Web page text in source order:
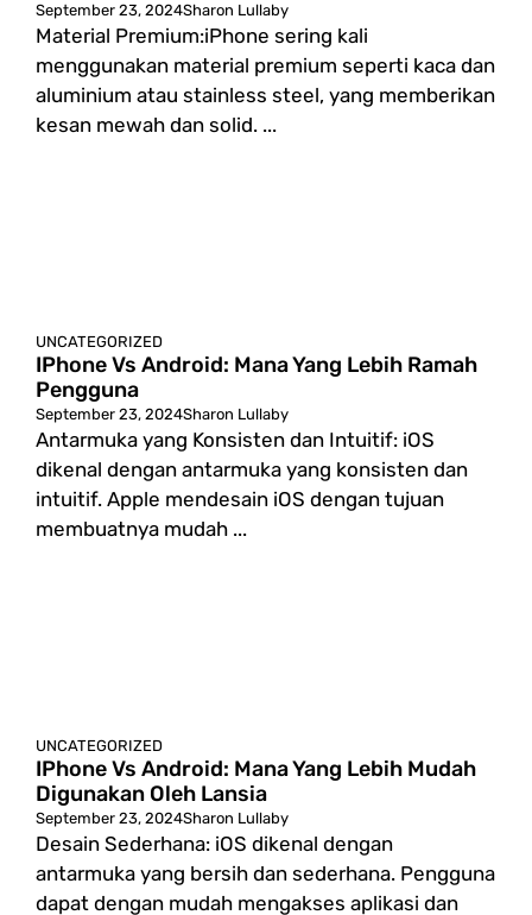
September 23, 2024Sharon Lullaby
Material Premium:iPhone sering kali
menggunakan material premium seperti kaca dan
aluminium atau stainless steel, yang memberikan
kesan mewah dan solid. ...
UNCATEGORIZED
IPhone Vs Android: Mana Yang Lebih Ramah
Pengguna
September 23, 2024Sharon Lullaby
Antarmuka yang Konsisten dan Intuitif: iOS
dikenal dengan antarmuka yang konsisten dan
intuitif. Apple mendesain iOS dengan tujuan
membuatnya mudah ...
UNCATEGORIZED
IPhone Vs Android: Mana Yang Lebih Mudah
Digunakan Oleh Lansia
September 23, 2024Sharon Lullaby
Desain Sederhana: iOS dikenal dengan
antarmuka yang bersih dan sederhana. Pengguna
dapat dengan mudah mengakses aplikasi dan